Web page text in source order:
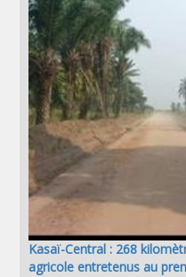
Kasaï-Central : 268
agricole entretenus au